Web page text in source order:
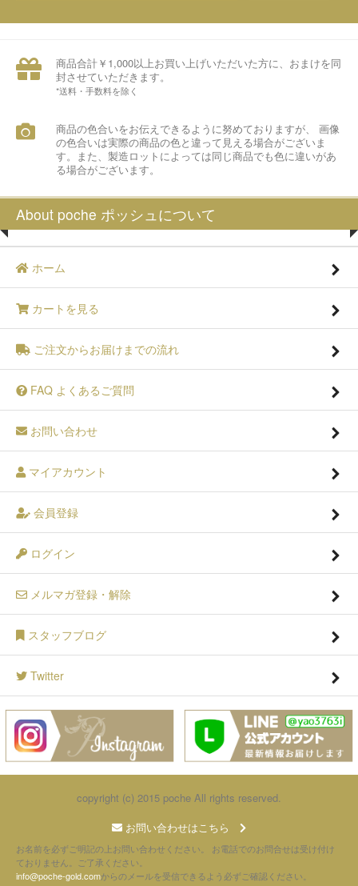
商品合計￥1,000以上お買い上げいただいた方に、おまけを同
封させていただきます。
*送料・手数料を除く
商品の色合いをお伝えできるように努めておりますが、 画像
の色合いは実際の商品の色と違って見える場合がございま
す。また、製造ロットによっては同じ商品でも色に違いがあ
る場合がございます。
About poche ポッシュについて
ホーム
カートを見る
ご注文からお届けまでの流れ
FAQ よくあるご質問
お問い合わせ
マイアカウント
会員登録
ログイン
メルマガ登録・解除
スタッフブログ
Twitter
copyright (c) 2015 poche All rights reserved.
お問い合わせはこちら
お名前を必ずご明記の上お問い合わせください。 お電話でのお問合せは受け付け
ておりません。ご了承ください。
info@poche-gold.comからのメールを受信できるよう必ずご確認ください。